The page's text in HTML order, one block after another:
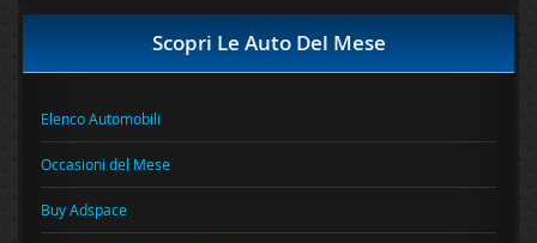
Scopri Le Auto Del Mese
Elenco Automobili
Occasioni del Mese
Buy Adspace